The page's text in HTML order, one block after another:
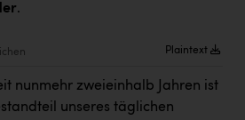
.
Plaintext
nunmehr zweieinhalb Jahren ist
unseres täglichen